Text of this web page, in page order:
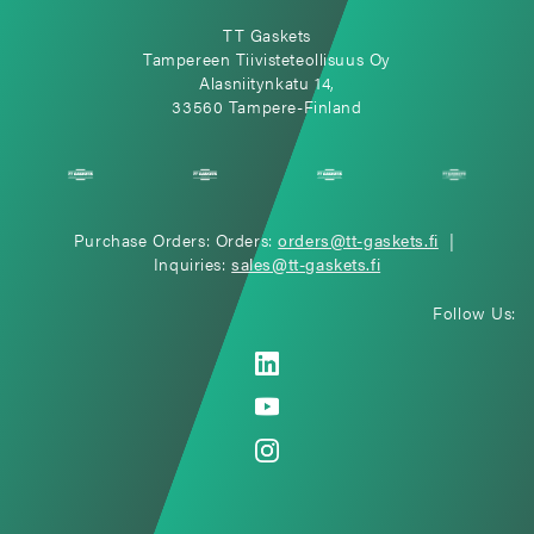
TT Gaskets
Tampereen Tiivisteteollisuus Oy
Alasniitynkatu 14,
33560 Tampere-Finland
Purchase Orders: Orders:orders@tt-gaskets.fi |
Inquiries:sales@tt-gaskets.fi
Follow Us: